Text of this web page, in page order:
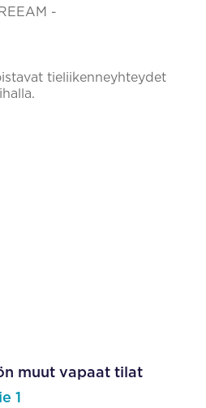
-
tieliikenneyhteydet
muut vapaat tilat
1